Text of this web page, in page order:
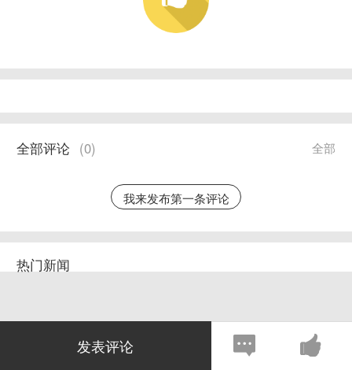
全部
全部评论 (0)
我来发布第一条评论
热门新闻
发表评论